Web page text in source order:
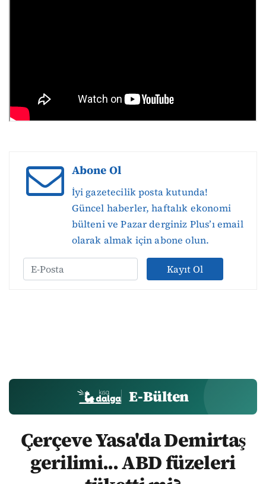
Abone Ol
İyi gazetecilik posta kutunda!
Güncel haberler, haftalık ekonomi
bülteni ve Pazar derginiz Plus’ı email
olarak almak için abone olun.
Kayıt Ol
E-Bülten
Çerçeve Yasa'da Demirtaş
gerilimi... ABD füzeleri